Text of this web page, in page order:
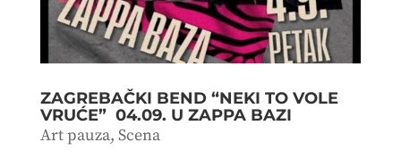
ZAGREBAČKI BEND “NEKI TO VOLE
VRUĆE” 04.09. U ZAPPA BAZI
Art pauza, Scena